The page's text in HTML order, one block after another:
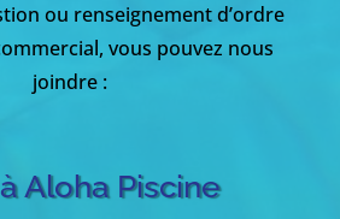
ou renseignement d’ordre
vous pouvez nous
joindre :
Aloha Piscine